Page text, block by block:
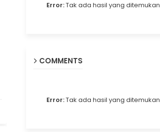
Error:Tak ada hasil yang ditemukan
COMMENTS
Error:Tak ada hasil yang ditemukan